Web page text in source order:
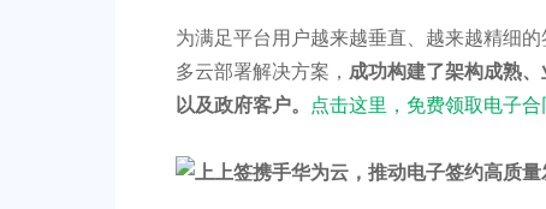
为满足平台用户越来越垂直、越来越精细
多云部署解决方案， 成功构建了架构成熟
以及政府客户。
点击这里，免费领取电子合